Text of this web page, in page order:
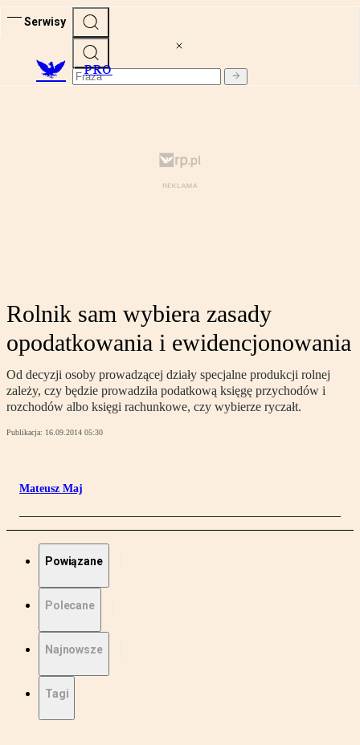
Serwisy
PRO
Rolnik sam wybiera zasady
opodatkowania i ewidencjonowania
Od decyzji osoby prowadzącej działy specjalne produkcji rolnej
zależy, czy będzie prowadziła podatkową księgę przychodów i
rozchodów albo księgi rachunkowe, czy wybierze ryczałt.
Publikacja: 16.09.2014 05:30
Mateusz Maj
Powiązane
Polecane
Najnowsze
Tagi